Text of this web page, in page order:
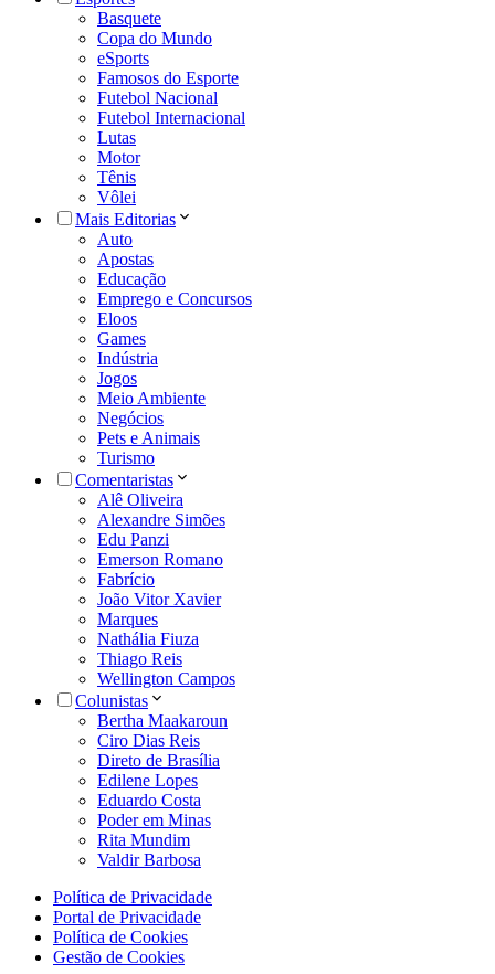
Basquete
Copa do Mundo
eSports
Famosos do Esporte
Futebol Nacional
Futebol Internacional
Lutas
Motor
Tênis
Vôlei
Mais Editorias
Auto
Apostas
Educação
Emprego e Concursos
Eloos
Games
Indústria
Jogos
Meio Ambiente
Negócios
Pets e Animais
Turismo
Comentaristas
Alê Oliveira
Alexandre Simões
Edu Panzi
Emerson Romano
Fabrício
João Vitor Xavier
Marques
Nathália Fiuza
Thiago Reis
Wellington Campos
Colunistas
Bertha Maakaroun
Ciro Dias Reis
Direto de Brasília
Edilene Lopes
Eduardo Costa
Poder em Minas
Rita Mundim
Valdir Barbosa
Política de Privacidade
Portal de Privacidade
Política de Cookies
Gestão de Cookies